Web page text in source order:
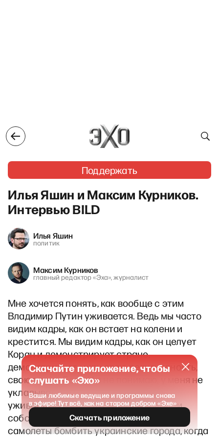
Поддержать
Илья Яшин и Максим Курников.
Интервью BILD
Илья Яшин
политик
Максим Курников
главный редактор «Эха», журналист
Мне хочется понять, как вообще с этим
Владимир Путин уживается. Ведь мы часто
видим кадры, как он встает на колени и
крестится. Мы видим кадры, как он целует
Коран и демонстрирует стране,
демонстрирует миру свою религиозность,
свою веру в Бога. И я не понимаю, у меня не
укладывается в голове, как это все
уживается с тем, что он творит своими
собственными руками, когда посылает
самолеты бомбить украинские города, когда
Скачайте приложение, чтобы
слушать «Эхо»
Ваши любимые ведущие и программы снова
в эфире! Тут всё, как на старом добром «Эхе»
Скачать приложение